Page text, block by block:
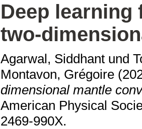
Deep
two-
Agarwal, Siddhant und
Montavon, Grégoire
dimensional mantle
American Physical
2469-990X.